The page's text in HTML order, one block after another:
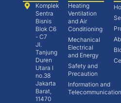
Komplek
Sentra
Bisnis
Blok C6
- C7
Jl.
Tanjung
Duren
Utara I
no.38
Jakarta
Barat,
11470
Heating
Ventilation
and Air
Conditioning
Mechanical
Electrical
and Energy
Safety and
Precaution
Information and
Telecommunication